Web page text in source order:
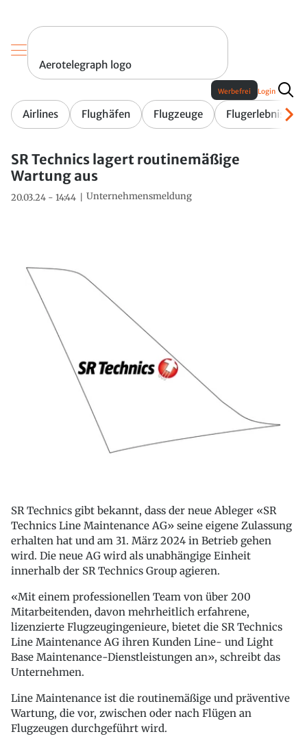
Aerotelegraph logo
Airlines Flughäfen Flugzeuge Flugerlebnis
Werbefrei Login
SR Technics lagert routinemäßige
Wartung aus
20.03.24 - 14:44 Unternehmensmeldung
SR Technics gibt bekannt, dass der neue Ableger «SR
Technics Line Maintenance AG» seine eigene Zulassung
erhalten hat und am 31. März 2024 in Betrieb gehen
wird. Die neue AG wird als unabhängige Einheit
innerhalb der SR Technics Group agieren.
«Mit einem professionellen Team von über 200
Mitarbeitenden, davon mehrheitlich erfahrene,
lizenzierte Flugzeugingenieure, bietet die SR Technics
Line Maintenance AG ihren Kunden Line- und Light
Base Maintenance-Dienstleistungen an», schreibt das
Unternehmen.
Line Maintenance ist die routinemäßige und präventive
Wartung, die vor, zwischen oder nach Flügen an
Flugzeugen durchgeführt wird.